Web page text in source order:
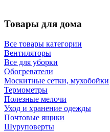
Товары для дома
Все товары категории
Вентиляторы
Все для уборки
Обогреватели
Москитные сетки, мухобойки
Термометры
Полезные мелочи
Уход и хранение одежды
Почтовые ящики
Шуруповерты